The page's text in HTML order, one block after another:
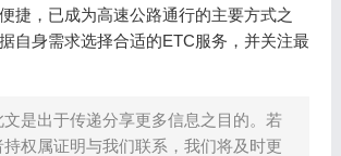
捷，已成为高速公路通行的主要方式之
自身需求选择合适的ETC服务，并关注最
文是出于传递分享更多信息之目的。若
权属证明与我们联系，我们将及时更